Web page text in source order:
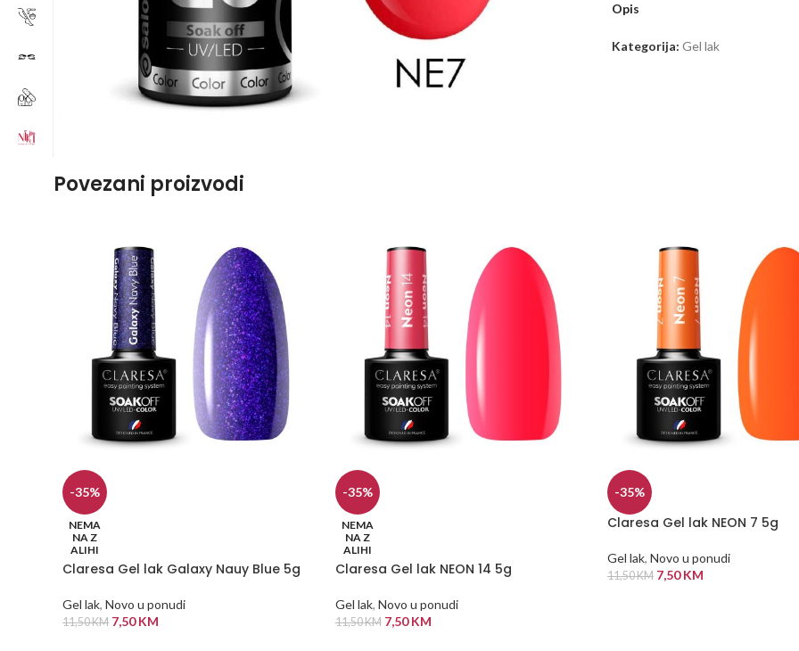
Opis
Kategorija: Gel lak
Povezani proizvodi
-35%
NEMA
NA Z
ALIHI
Claresa Gel lak Galaxy Nauy Blue 5g
Gel lak, Novo u ponudi
11,50KM 7,50KM
-35%
NEMA
NA Z
ALIHI
Claresa Gel lak NEON 14 5g
Gel lak, Novo u ponudi
11,50KM 7,50KM
-35%
Claresa Gel lak NEON 7 5g
Gel lak, Novo u ponudi
11,50KM 7,50KM